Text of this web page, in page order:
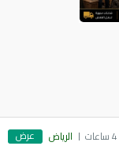
الرياض عرض